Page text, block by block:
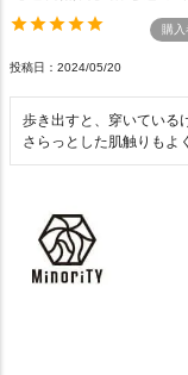
購入
投稿日 2024/05/20
歩き出すと、穿いている
さらっとした肌触りもよ